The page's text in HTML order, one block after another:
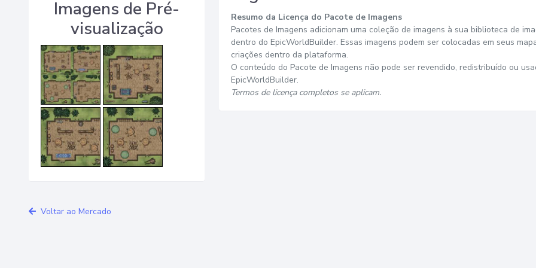
Imagens de Pré-
visualização
Resumo da Licença do Pacote de Imagens
Pacotes de Imagens adicionam uma coleção de imagens à sua biblioteca de
dentro do EpicWorldBuilder. Essas imagens podem ser colocadas em seus
criações dentro da plataforma.
O conteúdo do Pacote de Imagens não pode ser revendido, redistribuído ou
EpicWorldBuilder.
Termos de licença completos se aplicam.
Voltar ao Mercado